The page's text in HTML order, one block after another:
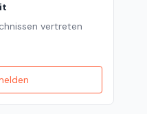
vertreten